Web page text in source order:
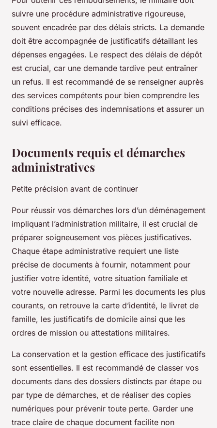
suivre une procédure administrative rigoureuse,
souvent encadrée par des délais stricts. La demande
doit être accompagnée de justificatifs détaillant les
dépenses engagées. Le respect des délais de dépôt
est crucial, car une demande tardive peut entraîner
un refus. Il est recommandé de se renseigner auprès
des services compétents pour bien comprendre les
conditions précises des indemnisations et assurer un
suivi efficace.
Documents requis et démarches
administratives
Petite précision avant de continuer
Pour réussir vos démarches lors d’un déménagement
impliquant l’administration militaire, il est crucial de
préparer soigneusement vos pièces justificatives.
Chaque étape administrative requiert une liste
précise de documents à fournir, notamment pour
justifier votre identité, votre situation familiale et
votre nouvelle adresse. Parmi les documents les plus
courants, on retrouve la carte d’identité, le livret de
famille, les justificatifs de domicile ainsi que les
ordres de mission ou attestations militaires.
La conservation et la gestion efficace des justificatifs
sont essentielles. Il est recommandé de classer vos
documents dans des dossiers distincts par étape ou
par type de démarches, et de réaliser des copies
numériques pour prévenir toute perte. Garder une
trace claire de chaque document facilite non